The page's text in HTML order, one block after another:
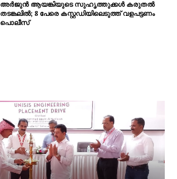
അർജുൻ ആയങ്കിയുടെ സുഹൃത്തുക്കൾ കരുതൽ
തടങ്കലിൽ; 8 പേരെ കസ്റ്റഡിയിലെടുത്ത് വളപട്ടണം
പൊലീസ്